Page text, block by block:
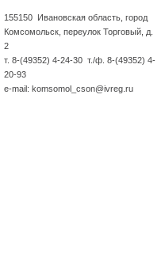
155150 Ивановская область, город
Комсомольск, переулок Торговый, д.
2
т. 8-(49352) 4-24-30 т./ф. 8-(49352) 4-
20-93
e-mail: komsomol_cson@ivreg.ru